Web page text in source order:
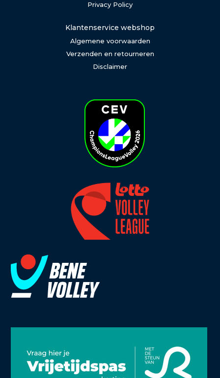
Privacy Policy
Klantenservice webshop
Algemene voorwaarden
Verzenden en retourneren
Disclaimer